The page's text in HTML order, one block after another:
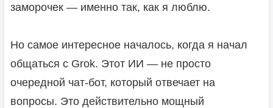
заморочек — именно так, как я люблю.
Но самое интересное началось, когда я начал
общаться с Grok. Этот ИИ — не просто
очередной чат-бот, который отвечает на
вопросы. Это действительно мощный